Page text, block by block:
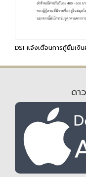
DSI แจ้งเตือนการกู้ยืมเ
ดา